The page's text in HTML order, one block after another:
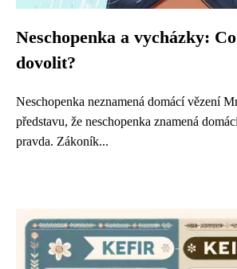
Neschopenka a vycházky:
dovolit?
Neschopenka neznamená domácí vězení
představu, že neschopenka znamená
pravda. Zákoník...